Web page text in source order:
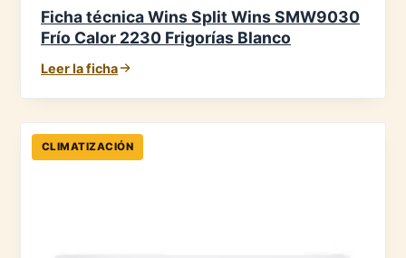
Ficha técnica Wins Split Wins SMW9030
Frío Calor 2230 Frigorías Blanco
Leer la ficha
CLIMATIZACIÓN